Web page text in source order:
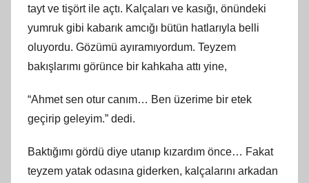
tayt ve tişört ile açtı. Kalçaları ve kasığı, önündeki
yumruk gibi kabarık amcığı bütün hatlarıyla belli
oluyordu. Gözümü ayıramıyordum. Teyzem
bakışlarımı görünce bir kahkaha attı yine,
“Ahmet sen otur canım… Ben üzerime bir etek
geçirip geleyim.” dedi.
Baktığımı gördü diye utanıp kızardım önce… Fakat
teyzem yatak odasına giderken, kalçalarını arkadan